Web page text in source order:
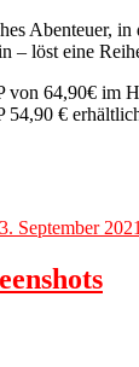
Abenteuer,
– löst eine
64,90€ im
€
September 2021